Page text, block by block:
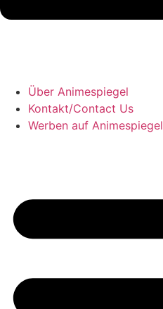
Über Animespiegel
Kontakt/Contact Us
Werben auf Animespiegel